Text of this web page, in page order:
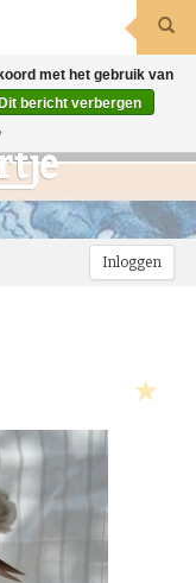
Inloggen
met het gebruik van
Dit bericht verbergen